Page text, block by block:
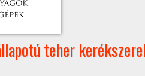
teher